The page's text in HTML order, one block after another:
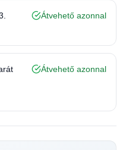
Átvehető azonnal
Átvehető azonnal